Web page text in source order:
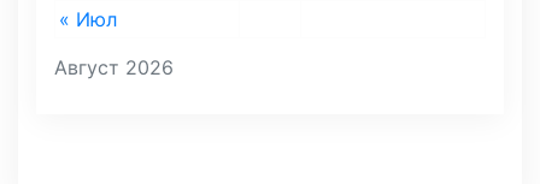
Август 2026
« Июл